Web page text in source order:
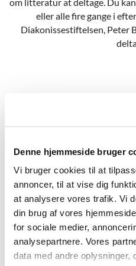
Denne hjemmeside bruger
Vi bruger cookies til at
annoncer, til at vise dig
at analysere vores trafik. Vi
din brug af vores
for sociale medier,
analysepartnere. Vores
data med andre oplysninger,
eller alle fire gange i
Diakonissestiftelsen, Peter
Tirsdag d. 10. november
Tirsdag d. 17. november
Tirsdag d. 24. november
Tirsdag d. 1. december